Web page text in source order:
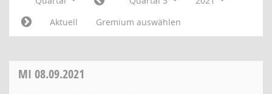
Aktuell
Gremium auswählen
MI 08.09.2021